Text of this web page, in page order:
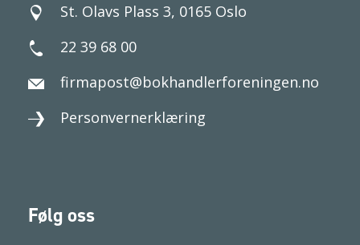
St. Olavs Plass 3, 0165 Oslo
22 39 68 00
firmapost@bokhandlerforeningen.no
Personvernerklæring
Følg oss